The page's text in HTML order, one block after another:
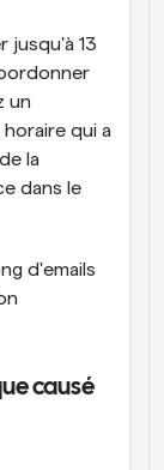
jusqu'à 13
un
qui a
la
dans le
d'emails
causé